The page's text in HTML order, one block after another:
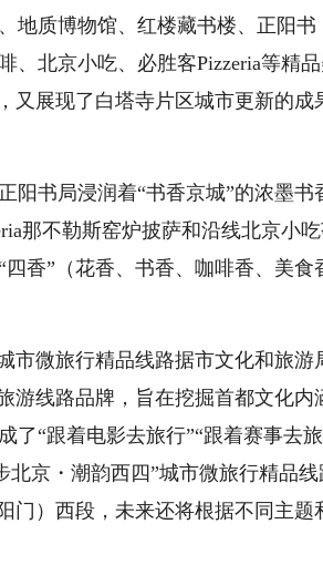
地质博物馆、红楼藏书楼、正阳书
、北京小吃、必胜客Pizzeria等精
又展现了白塔寺片区城市更新的成
阳书局浸润着“书香京城”的浓墨书
那不勒斯窑炉披萨和沿线北京小
香”（花香、书香、咖啡香、美食
市微旅行精品线路据市文化和旅游
游线路品牌，旨在挖掘首都文化内
了“跟着电影去旅行”“跟着赛事去旅
北京・潮韵西四”城市微旅行精品
门）西段，未来还将根据不同主题